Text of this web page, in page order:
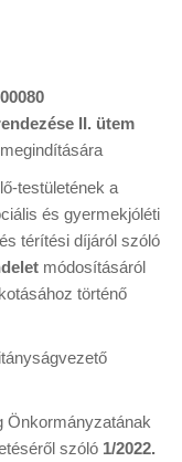
II. ütem
testületének a
és gyermekjóléti
térítési díjáról szóló
módosításáról
történő
Önkormányzatának
szóló 1/2022.